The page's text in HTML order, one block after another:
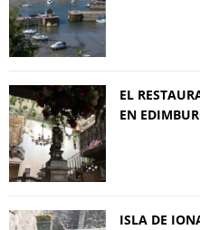
EL
EN
ISLA DE